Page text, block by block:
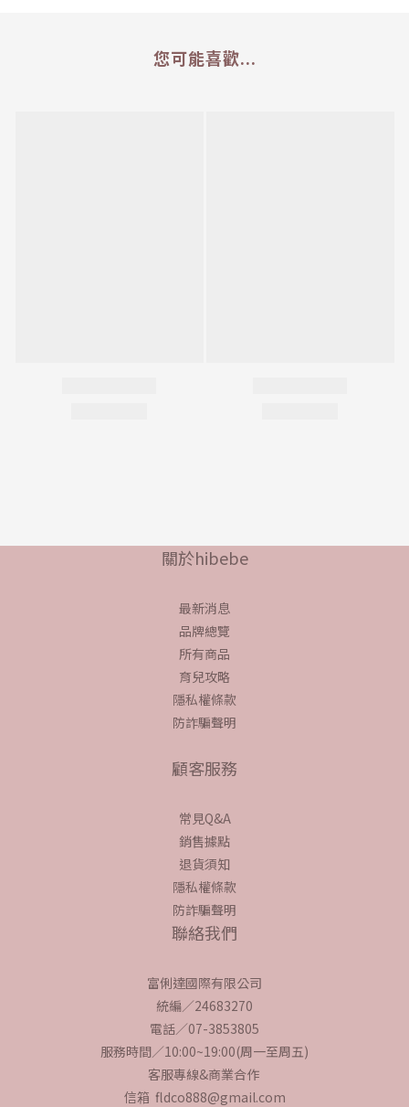
您可能喜歡...
關於hibebe
最新消息
品牌總覽
所有商品
育兒攻略
隱私權條款
防詐騙聲明
顧客服務
常見Q&A
銷售據點
退貨須知
隱私權條款
防詐騙聲明
聯絡我們
富俐達國際有限公司
統編／24683270
電話／07-3853805
服務時間／10:00~19:00(周一至周五)
客服專線&商業合作
信箱 fldco888@gmail.com